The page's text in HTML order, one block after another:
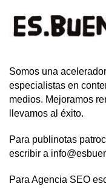
Somos una
especialistas en
medios. Mejoramos
llevamos al éxito.
Para publinotas
escribir a
Para Agencia SEO